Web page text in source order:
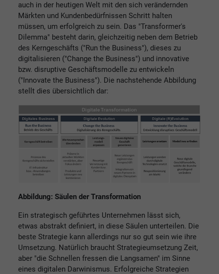
auch in der heutigen Welt mit den sich verändernden
Märkten und Kundenbedürfnissen Schritt halten
müssen, um erfolgreich zu sein. Das "Transformer's
Dilemma" besteht darin, gleichzeitig neben dem Betrieb
des Kerngeschäfts ("Run the Business"), dieses zu
digitalisieren ("Change the Business") und innovative
bzw. disruptive Geschäftsmodelle zu entwickeln
("Innovate the Business"). Die nachstehende Abbildung
stellt dies übersichtlich dar:
Abbildung: Säulen der Transformation
Ein strategisch geführtes Unternehmen lässt sich,
etwas abstrakt definiert, in diese Säulen unterteilen. Die
beste Strategie kann allerdings nur so gut sein wie ihre
Umsetzung. Natürlich braucht Strategieumsetzung Zeit,
aber "die Schnellen fressen die Langsamen" im Sinne
eines digitalen Darwinismus. Erfolgreiche Strategien